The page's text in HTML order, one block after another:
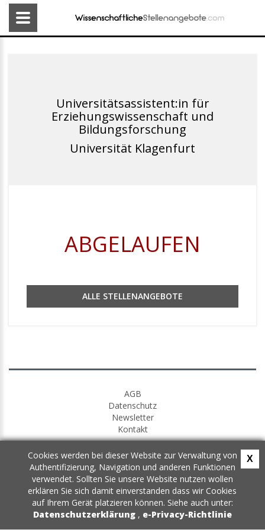
Universitätsassistent:in für
Erziehungswissenschaft und
Bildungsforschung
Universität Klagenfurt
ABGELAUFEN
ALLE STELLENANGEBOTE
AGB
Datenschutz
Newsletter
Kontakt
Cookies werden bei dieser Website zur Verwaltung von
Authentifizierung, Navigation und anderen Funktionen
verwendet. Sollten Sie unsere Website nutzen wollen
erklären Sie sich damit einverstanden dass wir Cookies
auf Ihrem Gerät platzieren können. Siehe auch unter:
Datenschutzerklärung , e-Privacy-Richtlinie
X